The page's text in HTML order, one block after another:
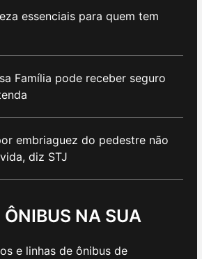
essenciais para quem tem
Família pode receber seguro
embriaguez do pedestre não
diz STJ
NA SUA
e linhas de ônibus de